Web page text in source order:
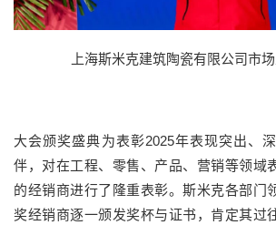
上海斯米克建筑陶瓷有限公司市
大会颁奖盛典为表彰2025年表现突出、
伴，对在工程、零售、产品、营销等领域
的经销商进行了隆重表彰。斯米克各部门
奖经销商逐一颁发奖杯与证书，肯定其过